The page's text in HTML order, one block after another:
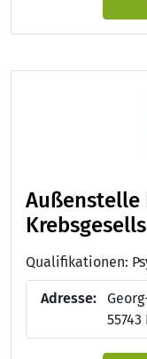
Außenstelle
Qualifikationen:
Adresse: